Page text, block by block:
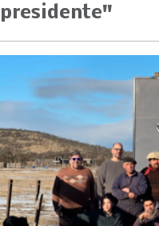
presidente"